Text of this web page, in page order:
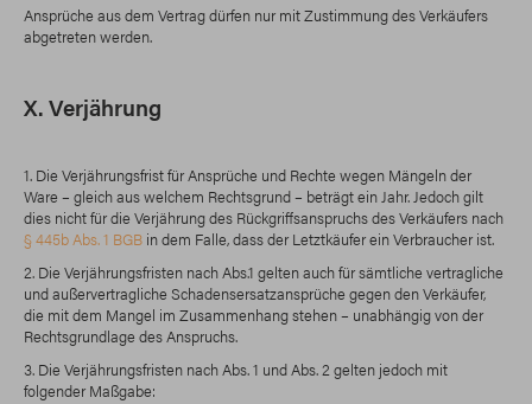
Ansprüche aus dem Vertrag dürfen nur mit Zustimmung des Verkäufers
abgetreten werden.
X. Verjährung
1. Die Verjährungsfrist für Ansprüche und Rechte wegen Mängeln der
Ware – gleich aus welchem Rechtsgrund – beträgt ein Jahr. Jedoch gilt
dies nicht für die Verjährung des Rückgriffsanspruchs des Verkäufers nach
§ 445b Abs. 1 BGB in dem Falle, dass der Letztkäufer ein Verbraucher ist.
2. Die Verjährungsfristen nach Abs.1 gelten auch für sämtliche vertragliche
und außervertragliche Schadensersatzansprüche gegen den Verkäufer,
die mit dem Mangel im Zusammenhang stehen – unabhängig von der
Rechtsgrundlage des Anspruchs.
3. Die Verjährungsfristen nach Abs. 1 und Abs. 2 gelten jedoch mit
folgender Maßgabe: